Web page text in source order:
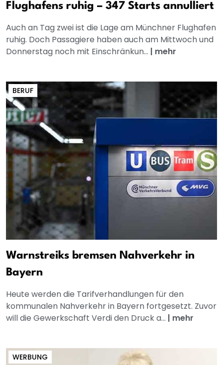
Flughafens ruhig – 347 Starts annulliert
Auch an Tag zwei ist die Lage am Münchner Flughafen
ruhig. Doch Passagiere haben auch am Mittwoch und
Donnerstag noch mit Einschränkun... | mehr
BERUF
Warnstreiks bremsen Nahverkehr in
Bayern
Heute werden die Tarifverhandlungen für den
kommunalen Nahverkehr in Bayern fortgesetzt. Zuvor
will die Gewerkschaft Verdi den Druck a... | mehr
WERBUNG